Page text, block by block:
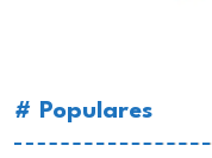
# Populares